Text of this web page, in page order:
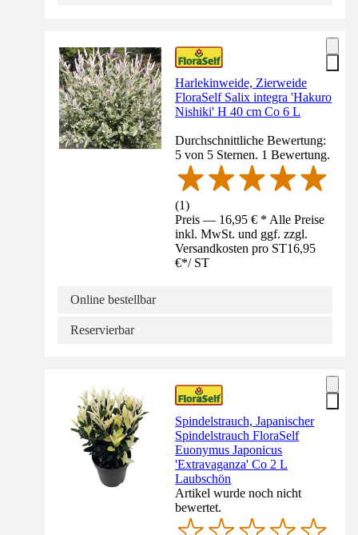
Harlekinweide, Zierweide
FloraSelf Salix integra 'Hakuro
Nishiki' H 40 cm Co 6 L
Durchschnittliche Bewertung:
5 von 5 Sternen. 1 Bewertung.
(1)
Preis — 16,95 € * Alle Preise
inkl. MwSt. und ggf. zzgl.
Versandkosten pro ST16,95
€*/ ST
Online bestellbar
Reservierbar
Spindelstrauch, Japanischer
Spindelstrauch FloraSelf
Euonymus Japonicus
'Extravaganza' Co 2 L
Laubschön
Artikel wurde noch nicht
bewertet.